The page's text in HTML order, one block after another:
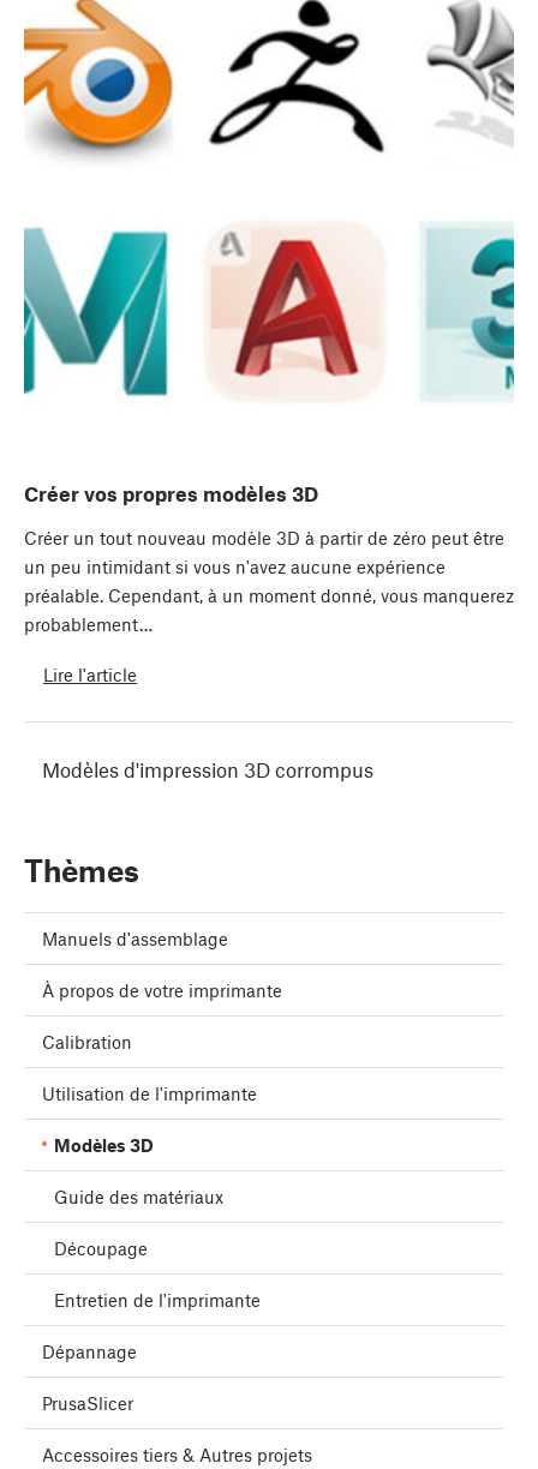
Créer vos propres modèles 3D
Créer un tout nouveau modèle 3D à partir de zéro peut être
un peu intimidant si vous n'avez aucune expérience
préalable. Cependant, à un moment donné, vous manquerez
probablement…
Lire l'article
Modèles d'impression 3D corrompus
Thèmes
Manuels d'assemblage
À propos de votre imprimante
Calibration
Utilisation de l'imprimante
Modèles 3D
Guide des matériaux
Découpage
Entretien de l'imprimante
Dépannage
PrusaSlicer
Accessoires tiers & Autres projets